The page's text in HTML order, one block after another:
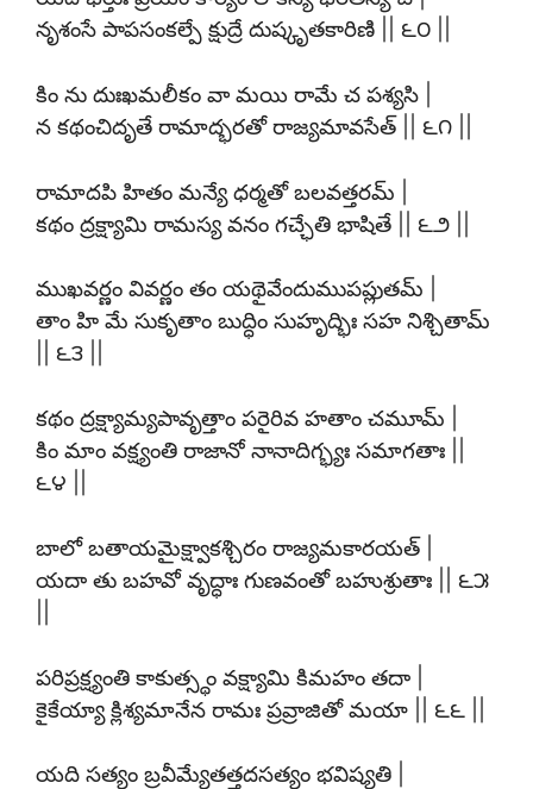
నృశంసే పాపసంకల్పే క్షుద్రే దుష్కృతకారిణి || ౬౦ ||
కిం ను దుఃఖమలీకం వా మయి రామే చ పశ్యసి |
న కథంచిదృతే రామాద్భరతో రాజ్యమావసేత్ || ౬౧ ||
రామాదపి హితం మన్యే ధర్మతో బలవత్తరమ్ |
కథం ద్రక్ష్యామి రామస్య వనం గచ్ఛేతి భాషితే || ౬౨ ||
ముఖవర్ణం వివర్ణం తం యథైవేందుముపప్లుతమ్ |
తాం హి మే సుకృతాం బుద్ధిం సుహృద్భిః సహ నిశ్చితామ్
|| ౬౩ ||
కథం ద్రక్ష్యామ్యపావృత్తాం పరైరివ హతాం చమూమ్ |
కిం మాం వక్ష్యంతి రాజానో నానాదిగ్భ్యః సమాగతాః ||
౬౪ ||
బాలో బతాయమైక్ష్వాకశ్చిరం రాజ్యమకారయత్ |
యదా తు బహవో వృద్ధాః గుణవంతో బహుశ్రుతాః || ౬౫
పరిప్రక్ష్యంతి కాకుత్స్థం వక్ష్యామి కిమహం తదా |
కైకేయ్యా క్లిశ్యమానేన రామః ప్రవ్రాజితో మయా || ౬౬ ||
యది సత్యం బ్రవీమ్యేతత్తదసత్యం భవిష్యతి |